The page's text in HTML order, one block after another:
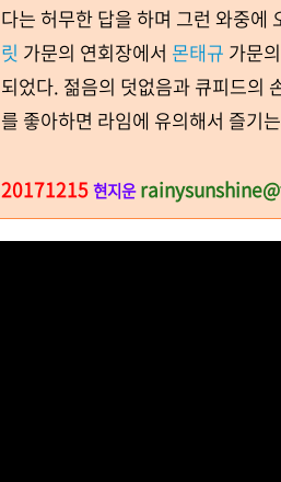
다는 허무한 답을 하며 그런 와중에
릿 가문의 연회장에서 몬태규 가문의
되었다. 젊음의 덧없음과 큐피드의
를 좋아하면 라임에 유의해서 즐기
20171215현지운